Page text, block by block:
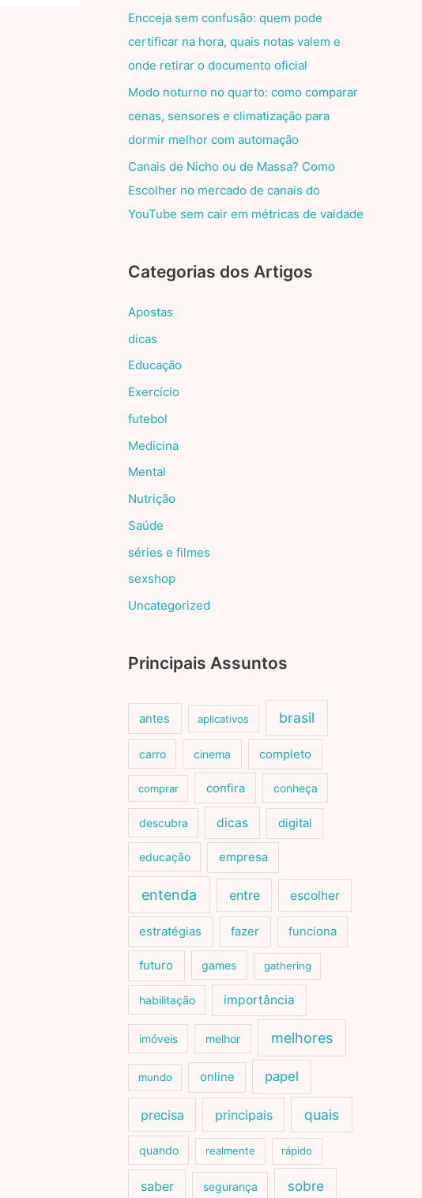
Encceja sem confusão: quem pode
certificar na hora, quais notas valem e
onde retirar o documento oficial
Modo noturno no quarto: como comparar
cenas, sensores e climatização para
dormir melhor com automação
Canais de Nicho ou de Massa? Como
Escolher no mercado de canais do
YouTube sem cair em métricas de vaidade
Categorias dos Artigos
Apostas
dicas
Educação
Exercício
futebol
Medicina
Mental
Nutrição
Saúde
séries e filmes
sexshop
Uncategorized
Principais Assuntos
antes aplicativos brasil
carro cinema completo
comprar confira conheça
descubra dicas digital
educação empresa
entenda entre escolher
estratégias fazer funciona
futuro games gathering
habilitação importância
imóveis melhor melhores
mundo online papel
precisa principais quais
quando realmente rápido
saber segurança sobre